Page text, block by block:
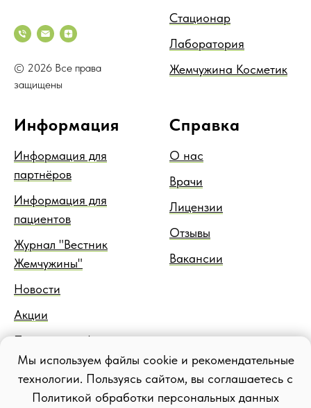
© 2026 Все права
защищены
Стационар
Лаборатория
Жемчужина Косметик
Информация
Информация для
партнёров
Информация для
пациентов
Журнал "Вестник
Жемчужины"
Новости
Акции
Правовая информация
Блог
Справка
О нас
Врачи
Лицензии
Отзывы
Вакансии
Мы используем файлы cookie и рекомендательные
технологии. Пользуясь сайтом, вы соглашаетесь с
Политикой обработки персональных данных